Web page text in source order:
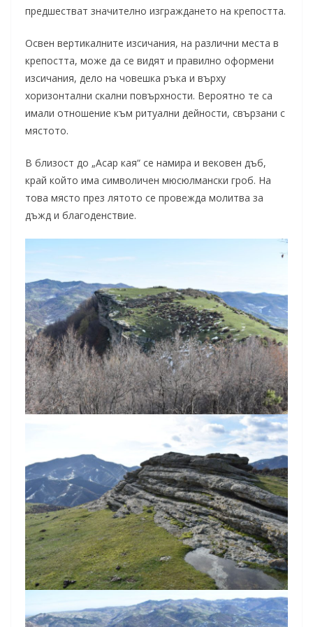
предшестват значително изграждането на крепостта.
Освен вертикалните изсичания, на различни места в
крепостта, може да се видят и правилно оформени
изсичания, дело на човешка ръка и върху
хоризонтални скални повърхности. Вероятно те са
имали отношение към ритуални дейности, свързани с
мястото.
В близост до „Асар кая“ се намира и вековен дъб,
край който има символичен мюсюлмански гроб. На
това място през лятото се провежда молитва за
дъжд и благоденствие.